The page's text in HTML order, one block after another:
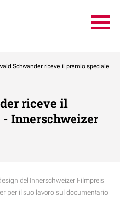
Schwander riceve il premio speciale
riceve il
Innerschweizer
del Innerschweizer Filmpreis
per il suo lavoro sul documentario